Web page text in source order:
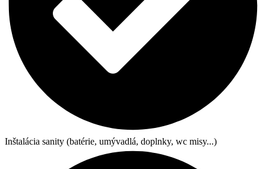
Inštalácia sanity (batérie, umývadlá, doplnky, wc misy...)